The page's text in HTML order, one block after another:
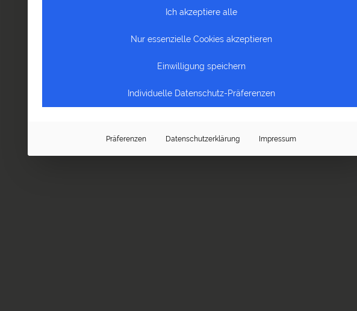
Ich akzeptiere alle
Nur essenzielle Cookies akzeptieren
Einwilligung speichern
Individuelle Datenschutz-Präferenzen
Präferenzen Datenschutzerklärung Impressum